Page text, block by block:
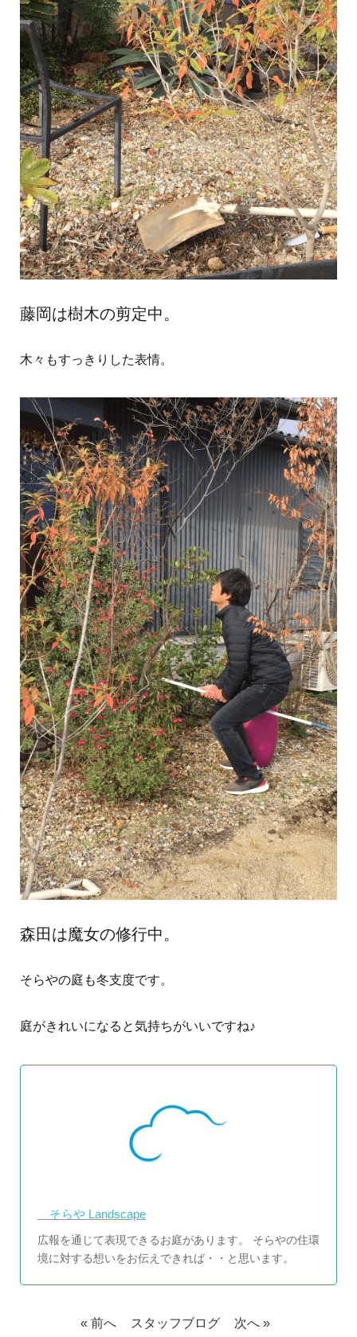
藤岡は樹木の剪定中。
木々もすっきりした表情。
森田は魔女の修行中。
そらやの庭も冬支度です。
庭がきれいになると気持ちがいいですね♪
そらや Landscape
広報を通じて表現できるお庭があります。 そらやの住環
境に対する想いをお伝えできれば・・と思います。
« 前へ スタッフブログ 次へ »